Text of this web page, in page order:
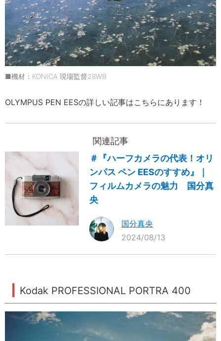
■機材：KONICA 現場監督28WB
OLYMPUS PEN EESの詳しい記事はこちらにあります！
関連記事
＃『ハーフカメラの代表！オリ
ンパス ペン EESのすすめ』｜
フィルムカメラの魅力 国分真
央
国分真央
2024/08/13
Kodak PROFESSIONAL PORTRA 400